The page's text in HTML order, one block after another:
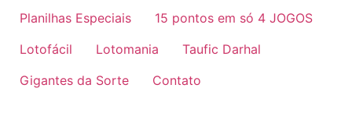
Planilhas Especiais
15 pontos em só 4 JOGOS
Lotofácil
Lotomania
Taufic Darhal
Gigantes da Sorte
Contato